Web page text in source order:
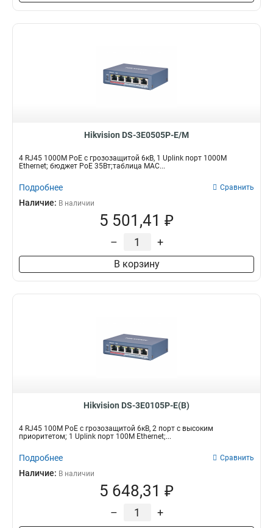
Hikvision DS-3E0505P-E/M
4 RJ45 1000M PoE с грозозащитой 6кВ, 1 Uplink порт 1000М
Ethernet; бюджет PoE 35Вт;таблица MAC...
Подробнее Сравнить
Наличие: В наличии
5 501,41 ₽
– +
В корзину
Hikvision DS-3E0105P-E(B)
4 RJ45 100M PoE с грозозащитой 6кВ, 2 порт с высоким
приоритетом; 1 Uplink порт 100М Ethernet;...
Подробнее Сравнить
Наличие: В наличии
5 648,31 ₽
– +